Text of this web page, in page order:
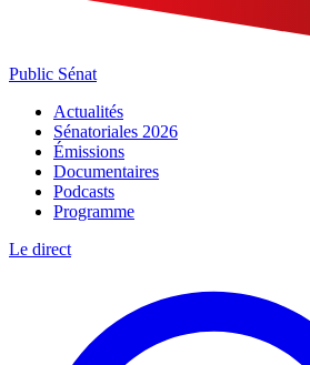
Public Sénat
Actualités
Sénatoriales 2026
Émissions
Documentaires
Podcasts
Programme
Le direct